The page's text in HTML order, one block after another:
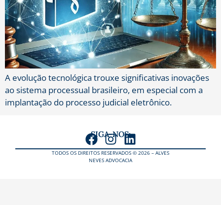
A evolução tecnológica trouxe significativas inovações
ao sistema processual brasileiro, em especial com a
implantação do processo judicial eletrônico.
SIGA-NOS:
TODOS OS DIREITOS RESERVADOS © 2026 – ALVES
NEVES ADVOCACIA